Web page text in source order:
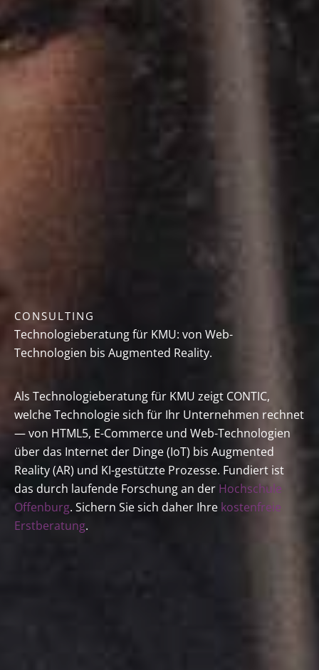
CONSULTING
Technologieberatung für KMU: von Web-
Technologien bis Augmented Reality.
Als Technologieberatung für KMU zeigt CONTIC,
welche Technologie sich für Ihr Unternehmen rechnet
— von HTML5, E-Commerce und Web-Technologien
über das Internet der Dinge (IoT) bis Augmented
Reality (AR) und KI-gestützte Prozesse. Fundiert ist
das durch laufende Forschung an der Hochschule
Offenburg. Sichern Sie sich daher Ihre kostenfreie
Erstberatung.